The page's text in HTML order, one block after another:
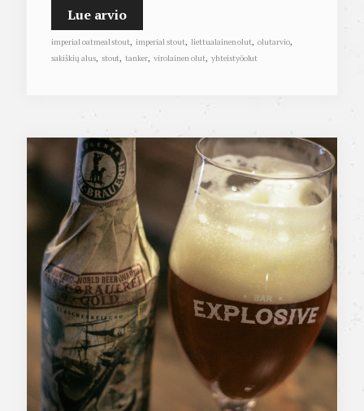
Lue arvio
imperial oatmeal stout, imperial stout, liettualainen olut, olutarvio,
sakiškių alus, stout, tanker, virolainen olut, yhteistyöolut